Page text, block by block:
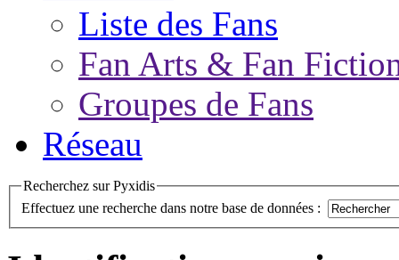
Liste des Fans
Fan Arts & Fan
Groupes de Fans
Réseau
Recherchez sur Pyxidis
Effectuez une recherche dans notre base de données :